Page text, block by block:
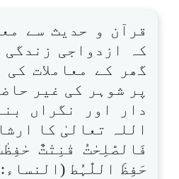
قرآن و حدیث سے
کہ ازدواجی زندگی
گھر کے معاملات کی
پر شوہر کی غیر
دار اور نگراں
اللہ تعالیٰ کا
فَالصّٰلِحٰتُ قٰنِتٰتٌ
حَفِظَ اللّٰہُط (النساء: ۳۴)